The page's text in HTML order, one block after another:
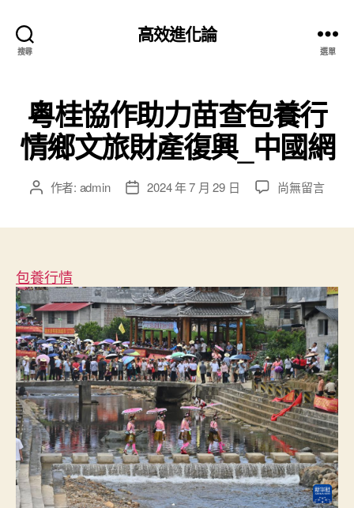
搜尋
高效進化論
選單
粵桂協作助力苗查包養行
情鄉文旅財產復興_中國網
文 作者: admin
文 2024 年 7 月 29 日
在
力
苗
查
包
養
行
情
鄉
文
旅
財
產
復
尚無留言
包養行情